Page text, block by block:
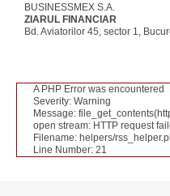
BUSINESSMEX S.A.
ZIARUL FINANCIAR
Bd. Aviatorilor 45, sector 1,
A PHP Error was encountered
Severity: Warning
Message:
open stream: HTTP request
Filename: helpers/
Line Number: 21